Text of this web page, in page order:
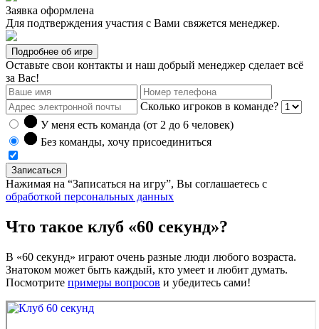
Заявка оформлена
Для подтверждения участия с Вами свяжется менеджер.
Подробнее об игре
Оставьте свои контакты и наш добрый менеджер сделает всё
за Вас!
Сколько игроков в команде?
У меня есть команда (от 2 до 6 человек)
Без команды, хочу присоединиться
Записаться
Нажимая на “Записаться на игру”, Вы соглашаетесь с
обработкой персональных данных
Что такое клуб «60 секунд»?
В «60 секунд» играют очень разные люди любого возраста.
Знатоком может быть каждый, кто умеет и любит думать.
Посмотрите примеры вопросов и убедитесь сами!